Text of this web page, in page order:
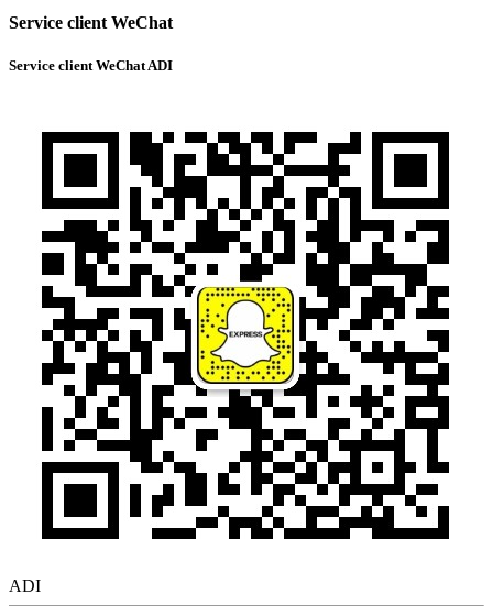
Service client WeChat
Service client WeChat ADI
ADI